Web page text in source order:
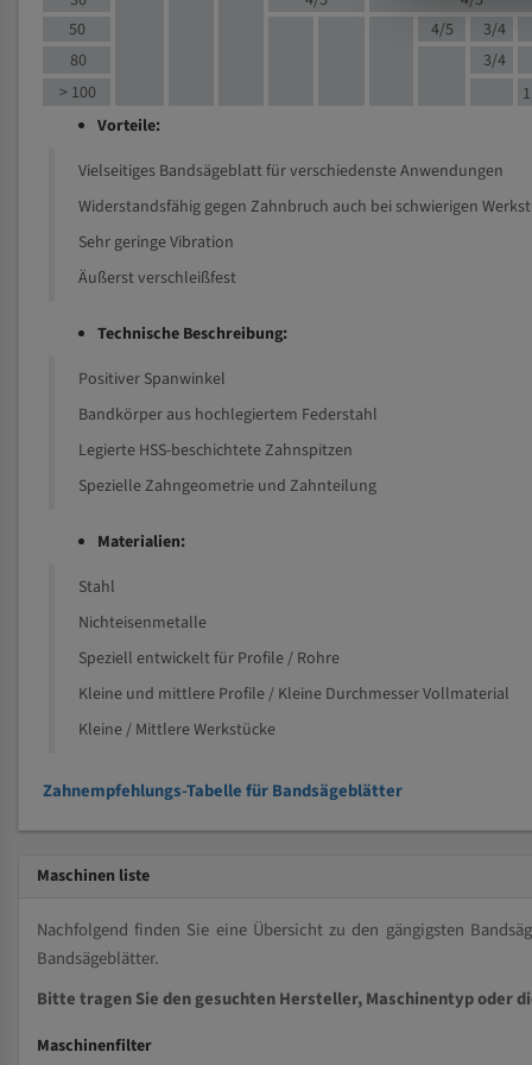
50
4/5 3/4
80
3/4
> 100
Vorteile:
Vielseitiges Bandsägeblatt für verschiedenste Anwendungen
Widerstandsfähig gegen Zahnbruch auch bei schwierigen
Sehr geringe Vibration
Äußerst verschleißfest
Technische Beschreibung:
Positiver Spanwinkel
Bandkörper aus hochlegiertem Federstahl
Legierte HSS-beschichtete Zahnspitzen
Spezielle Zahngeometrie und Zahnteilung
Materialien:
Stahl
Nichteisenmetalle
Speziell entwickelt für Profile / Rohre
Kleine und mittlere Profile / Kleine Durchmesser Vollmaterial
Kleine / Mittlere Werkstücke
Zahnempfehlungs-Tabelle für Bandsägeblätter
Maschinen liste
Nachfolgend finden Sie eine Übersicht zu den gängigsten
Bandsägeblätter.
Bitte tragen Sie den gesuchten Hersteller, Maschinentyp oder
Maschinenfilter